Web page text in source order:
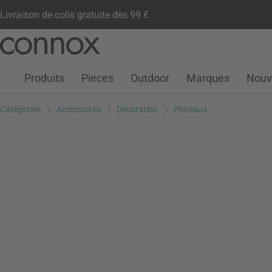
Livraison de colis gratuite dès 99 €
contenu
Compte clientListe de souhaits
Warenkorb
Produits Pieces Outdoor Marques
Catégories Accessoires Décoration Plateaux